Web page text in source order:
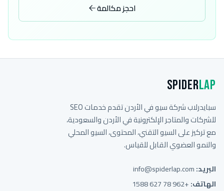
احجز مكالمة
SpiderLap
سبايدرلاب شركة سيو في الأردن تقدم خدمات SEO
للشركات والمتاجر الإلكترونية في الأردن والسعودية،
مع تركيز على السيو التقني، المحتوى، السيو المحلي
والنمو العضوي القابل للقياس.
البريد:info@spiderlap.com
الهاتف:+962 78 627 1588